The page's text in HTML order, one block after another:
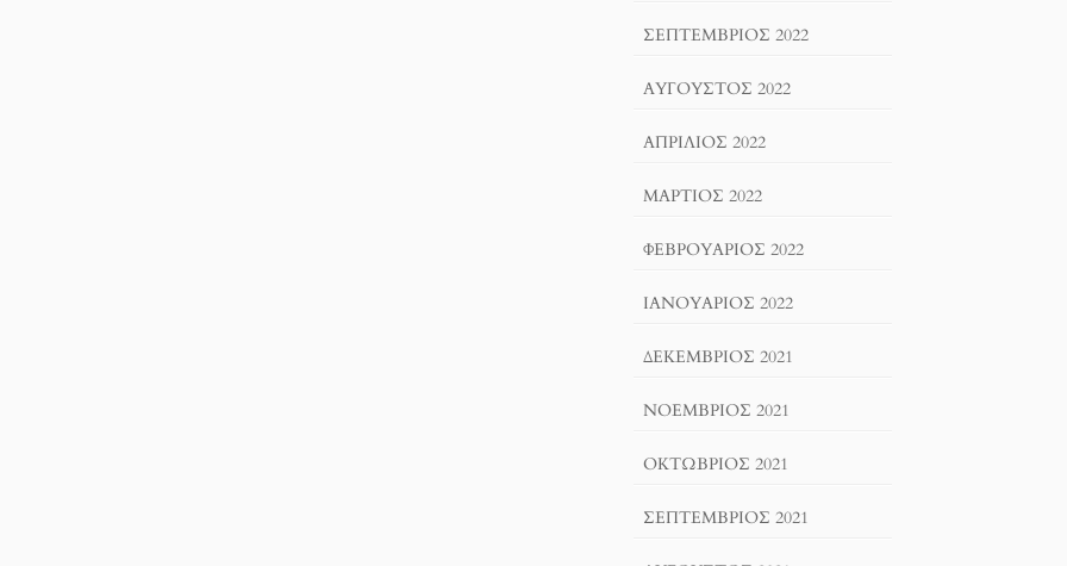
ΣΕΠΤΈΜΒΡΙΟΣ 2022
ΑΎΓΟΥΣΤΟΣ 2022
ΑΠΡΊΛΙΟΣ 2022
ΜΆΡΤΙΟΣ 2022
ΦΕΒΡΟΥΆΡΙΟΣ 2022
ΙΑΝΟΥΆΡΙΟΣ 2022
ΔΕΚΈΜΒΡΙΟΣ 2021
ΝΟΈΜΒΡΙΟΣ 2021
ΟΚΤΏΒΡΙΟΣ 2021
ΣΕΠΤΈΜΒΡΙΟΣ 2021